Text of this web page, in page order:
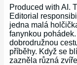
Produced with AI.
Editorial
jedna malá
fanynkou
dobrodružnou
příběhy. Když se
zazněla různá